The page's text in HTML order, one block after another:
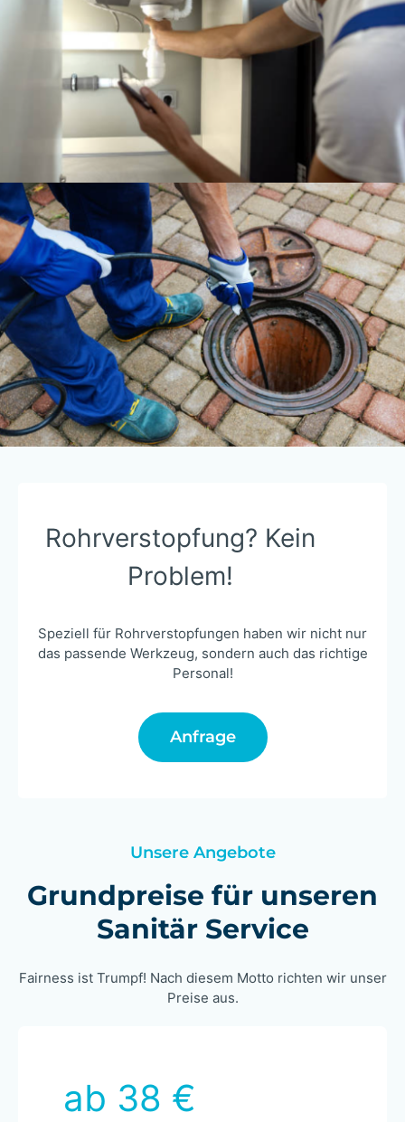
Rohrverstopfung? Kein
Problem!
Speziell für Rohrverstopfungen haben wir nicht nur
das passende Werkzeug, sondern auch das richtige
Personal!
Anfrage
Unsere Angebote
Grundpreise für unseren
Sanitär Service
Fairness ist Trumpf! Nach diesem Motto richten wir unser
Preise aus.
ab 38 €